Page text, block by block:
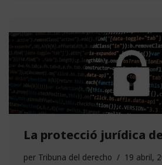
La protecció jurídica
per Tribuna del derecho
19 abril,